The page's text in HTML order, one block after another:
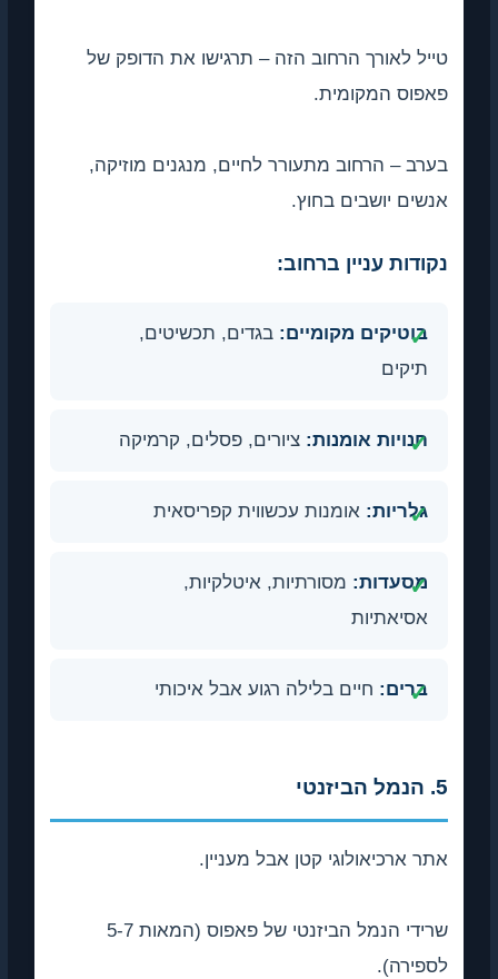
טייל לאורך הרחוב הזה – תרגישו את הדופק של
פאפוס המקומית.
בערב – הרחוב מתעורר לחיים, מנגנים מוזיקה,
אנשים יושבים בחוץ.
נקודות עניין ברחוב:
בוטיקים מקומיים: בגדים, תכשיטים,
תיקים
חנויות אומנות: ציורים, פסלים, קרמיקה
גלריות: אומנות עכשווית קפריסאית
מסעדות: מסורתיות, איטלקיות,
אסיאתיות
ברים: חיים בלילה רגוע אבל איכותי
5. הנמל הביזנטי
אתר ארכיאולוגי קטן אבל מעניין.
שרידי הנמל הביזנטי של פאפוס (המאות 5-7
לספירה).